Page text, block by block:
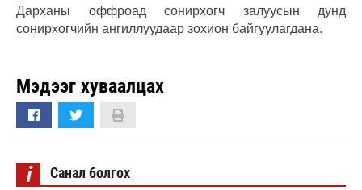
Дарханы оффроад сонирхогч залуусын дунд
сонирхогчийн ангиллуудаар зохион байгуулагдана.
Мэдээг хуваалцах
i Санал болгох